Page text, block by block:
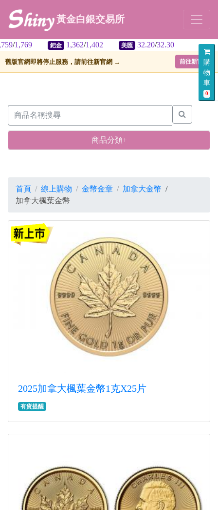
購
物
車
0
黃金白銀交易所
鈀金 1,362 1,402 美匯 32.20 32.30
舊版官網即將停止服務，請前往新官網 → 前往新官網
商品分類+
首頁 線上購物 金幣金章 加拿大金幣 /
加拿大楓葉金幣
2025加拿大楓葉金幣1克X25片
有貨提醒